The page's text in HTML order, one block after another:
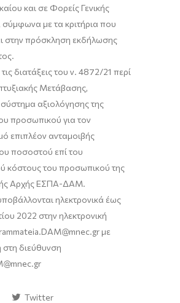
και σε Φορείς Γενικής
σύμφωνα με τα κριτήρια που
στην πρόσκληση εκδήλωσης
.
διατάξεις του ν. 4872/21 περί
Μετάβασης,
σύστημα αξιολόγησης της
προσωπικού για τον
επιπλέον ανταμοιβής
ποσοστού επί του
κόστους του προσωπικού της
Αρχής ΕΣΠΑ-ΔΑΜ.
ηλεκτρονικά έως
2022 στην ηλεκτρονική
με
στη διεύθυνση
Twitter